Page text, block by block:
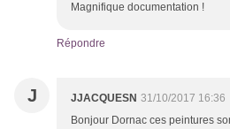
Magnifique documentation !
Répondre
J JJACQUESN 31/10/2017 16:36
Bonjour Dornac ces peintures